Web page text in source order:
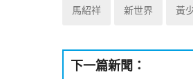
馬紹祥 新世界 黃
下一篇新聞：